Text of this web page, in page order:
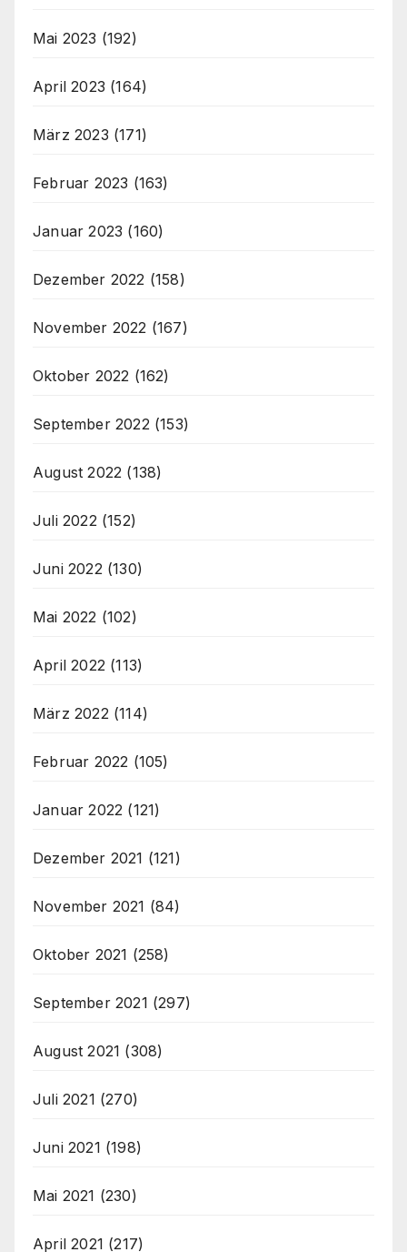
Mai 2023 (192)
April 2023 (164)
März 2023 (171)
Februar 2023 (163)
Januar 2023 (160)
Dezember 2022 (158)
November 2022 (167)
Oktober 2022 (162)
September 2022 (153)
August 2022 (138)
Juli 2022 (152)
Juni 2022 (130)
Mai 2022 (102)
April 2022 (113)
März 2022 (114)
Februar 2022 (105)
Januar 2022 (121)
Dezember 2021 (121)
November 2021 (84)
Oktober 2021 (258)
September 2021 (297)
August 2021 (308)
Juli 2021 (270)
Juni 2021 (198)
Mai 2021 (230)
April 2021 (217)